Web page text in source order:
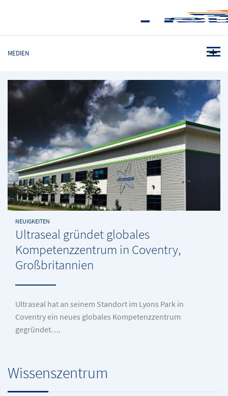
MEDIEN
NEUIGKEITEN
Ultraseal gründet globales
Kompetenzzentrum in Coventry,
Großbritannien
Ultraseal hat an seinem Standort im Lyons Park in
Coventry ein neues globales Kompetenzzentrum
gegründet….
Wissenszentrum